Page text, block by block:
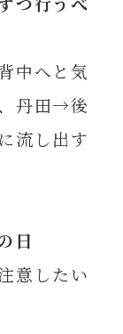
中へと気
丹田→後
流し出す
日
意したい